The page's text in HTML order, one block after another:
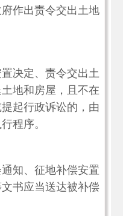
作出责令交出土地
决定、责令交出土
地和房屋，且不在
起行政诉讼的，由
程序。
知、征地补偿安置
书应当送达被补偿